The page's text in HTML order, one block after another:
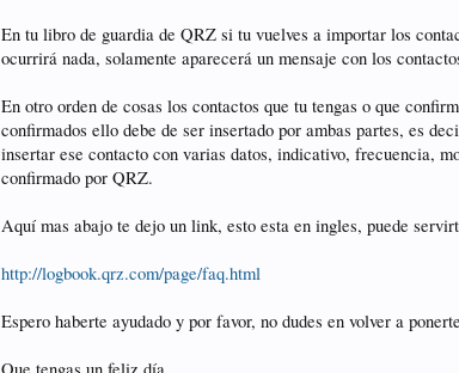
En tu libro de guardia de QRZ si tu vuelves a importar los
ocurrirá nada, solamente aparecerá un mensaje con los
En otro orden de cosas los contactos que tu tengas o que
confirmados ello debe de ser insertado por ambas partes, es
insertar ese contacto con varias datos, indicativo, frecuencia,
confirmado por QRZ.
Aquí mas abajo te dejo un link, esto esta en ingles, puede
http://logbook.qrz.com/page/faq.html
Espero haberte ayudado y por favor, no dudes en volver a